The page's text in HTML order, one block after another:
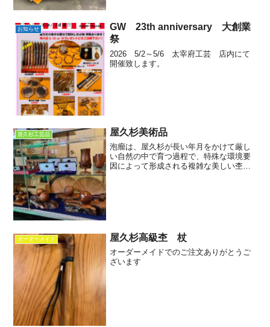
お知らせ
GW 23th anniversary 大創業
祭
2026 5/2～5/6 太宰府工芸 店内にて
開催致します。
屋久杉工芸品 屋久杉美術品
泡瘤は、屋久杉が長い年月をかけて厳し
い自然の中で育つ過程で、特殊な環境要
因によって形成される複雑な美しい杢目
オーダーメイド 屋久杉高級杢 杖
オーダーメイドでのご注文ありがとうご
ざいます